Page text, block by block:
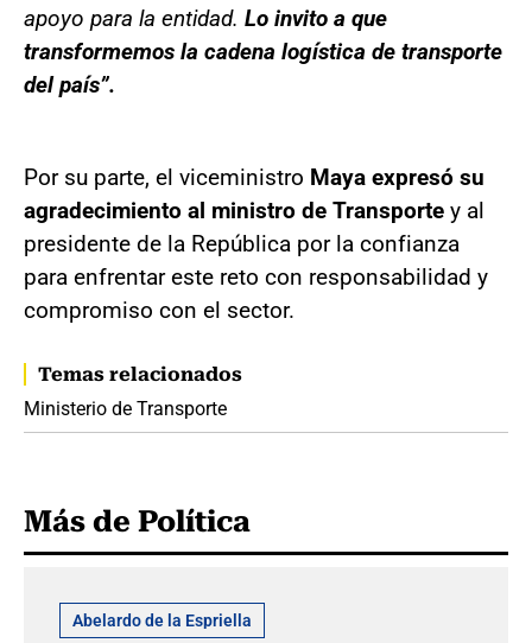
apoyo para la entidad. Lo invito a que
transformemos la cadena logística de transporte
del país”.
Por su parte, el viceministro Maya expresó su
agradecimiento al ministro de Transporte y al
presidente de la República por la confianza
para enfrentar este reto con responsabilidad y
compromiso con el sector.
Temas relacionados
Ministerio de Transporte
Más de Política
Abelardo de la Espriella